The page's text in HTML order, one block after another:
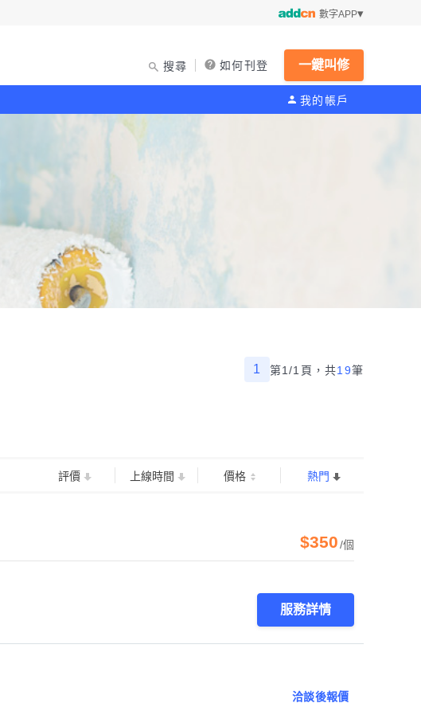
數字APP
搜尋 如何刊登 一鍵叫修
我的帳戶
1 第1/1頁， 共19筆
評價 上線時間 價格 熱門
$350/個
服務詳情
洽談後報價